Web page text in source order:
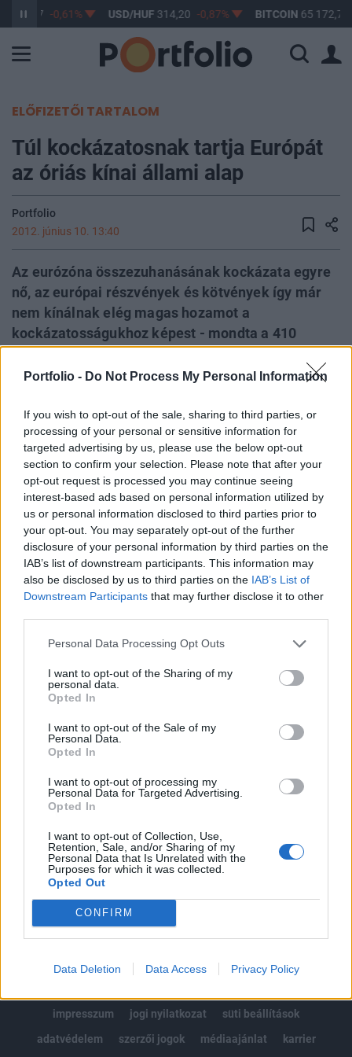
Portfolio - Do Not Process My Personal Information
If you wish to opt-out of the sale, sharing to third parties, or
processing of your personal or sensitive information for
targeted advertising by us, please use the below opt-out
section to confirm your selection. Please note that after your
opt-out request is processed you may continue seeing
interest-based ads based on personal information utilized by
us or personal information disclosed to third parties prior to
your opt-out. You may separately opt-out of the further
disclosure of your personal information by third parties on the
IAB’s list of downstream participants. This information may
also be disclosed by us to third parties on the IAB’s List of
Downstream Participants that may further disclose it to other
Personal Data Processing Opt Outs
I want to opt-out of the Sharing of my
personal data.
Opted In
I want to opt-out of the Sale of my
Personal Data.
Opted In
I want to opt-out of processing my
Personal Data for Targeted Advertising.
Opted In
I want to opt-out of Collection, Use,
Retention, Sale, and/or Sharing of my
Personal Data that Is Unrelated with the
Purposes for which it was collected.
Opted Out
CONFIRM
Data Deletion Data Access Privacy Policy
363,17 -0,61% USD/HUF 314,20 -0,87% BITCOIN 65 172,70
ELŐFIZETŐI TARTALOM
Túl kockázatosnak tartja Európát
az óriás kínai állami alap
Portfolio
2012. június 10. 13:40
Az eurózóna összezuhanásának kockázata egyre
nő, az európai részvények és kötvények így már
nem kínálnak elég magas hozamot a
kockázatosságukhoz képest - mondta a 410
Investment Corp elnöke, Lou Jiwei. Az óriás kínai
részvény- és kötvénykitettségét - írja a CNBC.
Kína rendelkezik a világ legnagyobb devizatartalékával,
amely meghaladja a 3300 milliárd dollárt. Ennek egy részét
óriás kínai állami befektetési alapok kezelik, mint a 410
milliárd dollárt kezelő China Investment Corp (CIC), amely
különböző részvény, kötvény és egyéb alternatív
eszközökbe fektet be. A CIC elnöke, Lou Jiwei azonban
legutóbb úgy nyilatkozott, az európai...
KEDVES OLVASÓNK!
A keresett cikk a portfolio.hu hírarchívumához
regisztrációhoz kötött.
Portfolio.hu teljes cikkarchívum
Kötéslisták: BÉT elmúlt 2 év napon belüli
MÁR ELŐFIZETŐNK VAGY?BEJELENTKEZÉS
impresszum
jogi nyilatkozat
süti beállítások
adatvédelem
szerzői jogok médiaajánlat karrier